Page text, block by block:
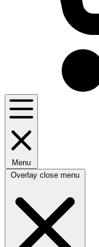
Menu
Overlay close menu